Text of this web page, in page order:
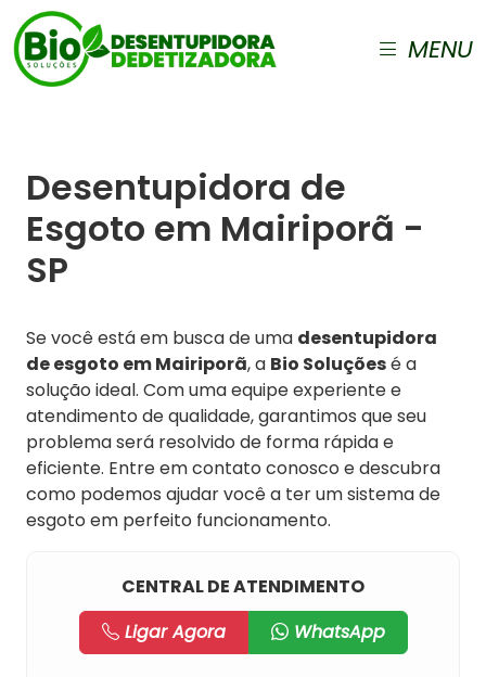
MENU
Desentupidora de
Esgoto em Mairiporã -
SP
Se você está em busca de uma desentupidora
de esgoto em Mairiporã, a Bio Soluçõesé a
solução ideal. Com uma equipe experiente e
atendimento de qualidade, garantimos que seu
problema será resolvido de forma rápida e
eficiente. Entre em contato conosco e descubra
como podemos ajudar você a ter um sistema de
esgoto em perfeito funcionamento.
CENTRAL DE ATENDIMENTO
Ligar Agora
WhatsApp